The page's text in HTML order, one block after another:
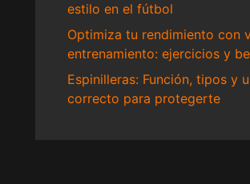
estilo en el fútbol
Optimiza tu rendimiento con
entrenamiento: ejercicios y
Espinilleras: Función, tipos y
correcto para protegerte